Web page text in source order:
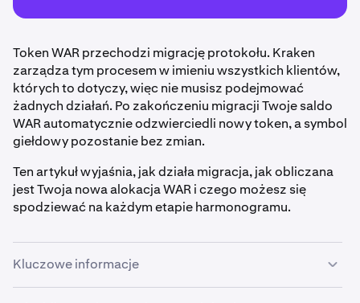
Token WAR przechodzi migrację protokołu. Kraken
zarządza tym procesem w imieniu wszystkich klientów,
których to dotyczy, więc nie musisz podejmować
żadnych działań. Po zakończeniu migracji Twoje saldo
WAR automatycznie odzwierciedli nowy token, a symbol
giełdowy pozostanie bez zmian.
Ten artykuł wyjaśnia, jak działa migracja, jak obliczana
jest Twoja nowa alokacja WAR i czego możesz się
spodziewać na każdym etapie harmonogramu.
Kluczowe informacje